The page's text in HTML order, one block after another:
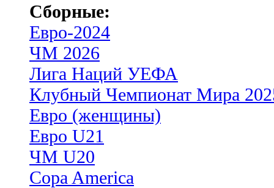
Сборные:
Евро-2024
ЧМ 2026
Лига Наций УЕФА
Клубный Чемпионат Мира
Евро (женщины)
Евро U21
ЧМ U20
Copa America